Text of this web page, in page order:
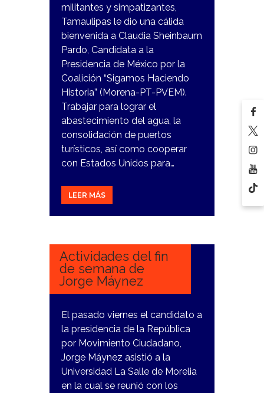
militantes y simpatizantes,
Tamaulipas le dio una cálida
bienvenida a Claudia Sheinbaum
Pardo, Candidata a la
Presidencia de México por la
Coalición “Sigamos Haciendo
Historia” (Morena-PT-PVEM).
Trabajar para lograr el
abastecimiento del agua, la
consolidación de puertos
turísticos, así como cooperar
con Estados Unidos para…
LEER MÁS
19
Actividades del fin
de semana de
Jorge Máynez
El pasado viernes el candidato a
la presidencia de la República
por Movimiento Ciudadano,
Jorge Máynez asistió a la
Universidad La Salle de Morelia
en la cual se reunió con los